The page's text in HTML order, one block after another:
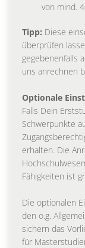
von mind.
Tipp: Diese
überprüfen
gegebenenfalls
uns anrechnen
Optionale
Falls Dein
Schwerpunkte
erhalten. Die
Fähigkeiten ist
Die optionalen
den o.g.
sichern das
für